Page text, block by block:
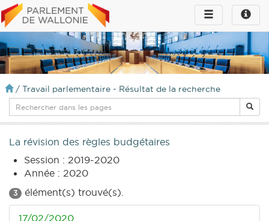
Toggle
infos
Toggle
navigation
/ Travail parlementaire - Résultat de la recherche
La révision des règles budgétaires
Session : 2019-2020
Année : 2020
3 élément(s) trouvé(s).
17/02/2020